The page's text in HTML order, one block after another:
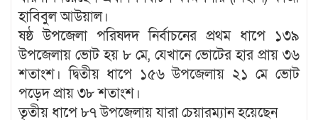
হাবিবুল আউয়াল।
ষষ্ঠ উপজেলা পরিষদদ নির্বাচনের প্রথম ধাপে ১৩৯
উপজেলায় ভোট হয় ৮ মে, যেখানে ভোটের হার প্রায় ৩৬
শতাংশ। দ্বিতীয় ধাপে ১৫৬ উপজেলায় ২১ মে ভোট
পড়েদ প্রায় ৩৮ শতাংশ।
তৃতীয় ধাপে ৮৭ উপজেলায় যারা চেয়ারম্যান হয়েছেন